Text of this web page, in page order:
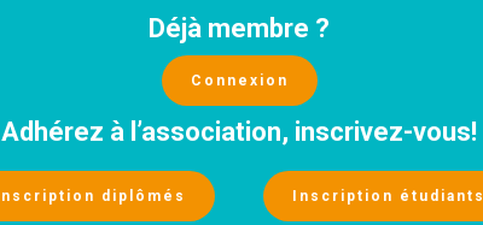
Déjà membre ?
Connexion
Adhérez à l’association, inscrivez-vous!
Inscription diplômés Inscription étudiants